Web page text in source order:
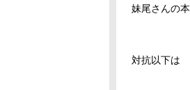
妹尾さんの
対抗以下は